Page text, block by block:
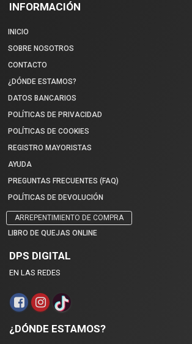
INFORMACIÓN
INICIO
SOBRE NOSOTROS
CONTACTO
¿DÓNDE ESTAMOS?
DATOS BANCARIOS
POLÍTICAS DE PRIVACIDAD
POLÍTICAS DE COOKIES
REGISTRO MAYORISTAS
AYUDA
PREGUNTAS FRECUENTES (FAQ)
POLÍTICAS DE DEVOLUCIÓN
ARREPENTIMIENTO DE COMPRA
LIBRO DE QUEJAS ONLINE
DPS DIGITAL
EN LAS REDES
¿DÓNDE ESTAMOS?